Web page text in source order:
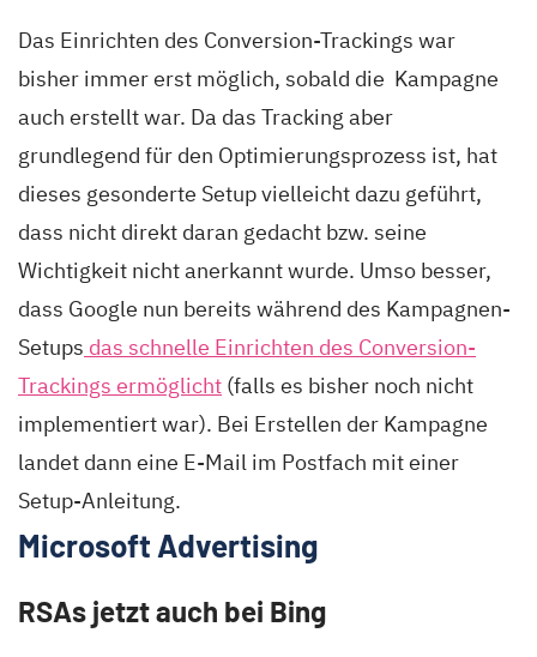
Das Einrichten des Conversion-Trackings war
bisher immer erst möglich, sobald die Kampagne
auch erstellt war. Da das Tracking aber
grundlegend für den Optimierungsprozess ist, hat
dieses gesonderte Setup vielleicht dazu geführt,
dass nicht direkt daran gedacht bzw. seine
Wichtigkeit nicht anerkannt wurde. Umso besser,
dass Google nun bereits während des Kampagnen-
Setups das schnelle Einrichten des Conversion-
Trackings ermöglicht (falls es bisher noch nicht
implementiert war). Bei Erstellen der Kampagne
landet dann eine E-Mail im Postfach mit einer
Setup-Anleitung.
Microsoft Advertising
RSAs jetzt auch bei Bing